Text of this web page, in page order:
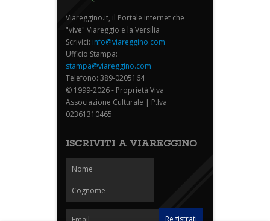
Viareggino.it, il Portale internet che
"vive" Viareggio e la Versilia
Scrivici: info@viareggino.com
Ufficio Stampa:
stampa@viareggino.com
Telefono: 389-0205164
© 1999-2026 - Proprietà Viva
Associazione Culturale | P.Iva
02361310465
ISCRIVITI A VIAREGGINO